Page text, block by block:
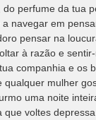
do perfume da tua
navegar em
pensar na
à razão e
companhia e os
qualquer mulher
uma noite
que voltes